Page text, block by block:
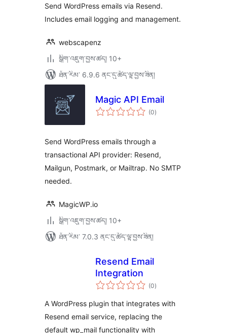
Send WordPress emails via Resend.
Includes email logging and management.
webscapenz
སྒྲིག་འཇུག་བྱས་ཚད། 10+
ཐོན་རིམ་ 6.9.6 ནང་དུ་ཚོད་ལྟ་བྱས་ཟིན།
Magic API Email
(0གདེང་
འཇོག་
)
Send WordPress emails through a
transactional API provider: Resend,
Mailgun, Postmark, or Mailtrap. No SMTP
needed.
MagicWP.io
སྒྲིག་འཇུག་བྱས་ཚད། 10+
ཐོན་རིམ་ 7.0.3 ནང་དུ་ཚོད་ལྟ་བྱས་ཟིན།
Resend Email
Integration
(0གདེང་
འཇོག་
ཚང་།
)
A WordPress plugin that integrates with
Resend email service, replacing the
default wp_mail functionality with